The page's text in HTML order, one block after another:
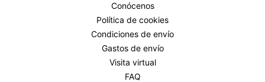
Conócenos
Política de cookies
Condiciones de envío
Gastos de envío
Visita virtual
FAQ